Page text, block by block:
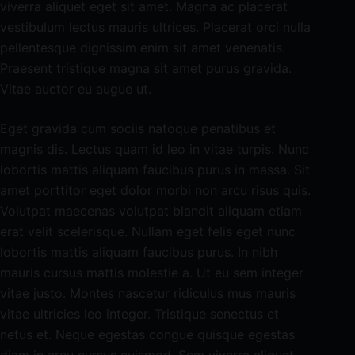
o
viverra aliquet eget sit amet. Magna ac placerat
vestibulum lectus mauris ultrices. Placerat orci nulla
pellentesque dignissim enim sit amet venenatis.
Praesent tristique magna sit amet purus gravida.
Vitae auctor eu augue ut.
Eget gravida cum sociis natoque penatibus et
magnis dis. Lectus quam id leo in vitae turpis. Nunc
lobortis mattis aliquam faucibus purus in massa. Sit
amet porttitor eget dolor morbi non arcu risus quis.
Volutpat maecenas volutpat blandit aliquam etiam
erat velit scelerisque. Nullam eget felis eget nunc
lobortis mattis aliquam faucibus purus. In nibh
mauris cursus mattis molestie a. Ut eu sem integer
vitae justo. Montes nascetur ridiculus mus mauris
vitae ultricies leo integer. Tristique senectus et
netus et. Neque egestas congue quisque egestas